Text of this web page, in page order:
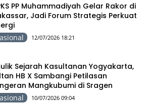
PP Muhammadiyah Gelar Rakor di
Jadi Forum Strategis Perkuat
12/07/2026 18:21
Sejarah Kasultanan Yogyakarta,
HB X Sambangi Petilasan
Mangkubumi di Sragen
10/07/2026 09:04